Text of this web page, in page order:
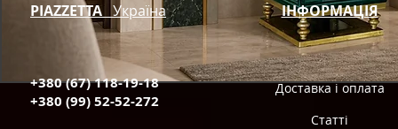
PIAZZETTA Україна ІНФОРМАЦІЯ
+380 (67) 118-19-18
+380 (99) 52-52-272
Доставка і оплата
Статті